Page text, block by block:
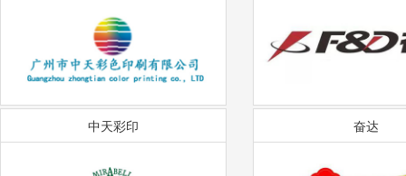
中天彩印 奋达